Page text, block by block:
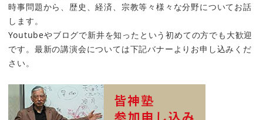
時事問題から、歴史、経済、宗教等々様々な分野についてお話
します。
Youtubeやブログで新井を知ったという初めての方でも大歓迎
です。最新の講演会については下記バナーよりお申し込みくだ
さい。